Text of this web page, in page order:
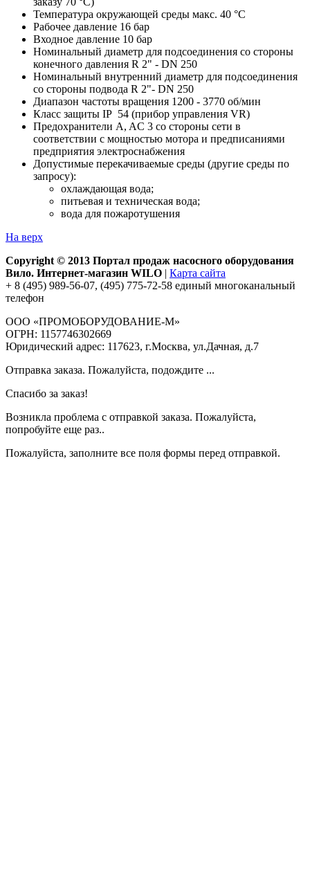
Температура окружающей среды макс. 40 °C
Рабочее давление 16 бар
Входное давление 10 бар
Номинальный диаметр для подсоединения со стороны
конечного давления R 2" - DN 250
Номинальный внутренний диаметр для подсоединения
со стороны подвода R 2"- DN 250
Диапазон частоты вращения 1200 - 3770 об/мин
Класс защиты IP 54 (прибор управления VR)
Предохранители A, AC 3 со стороны сети в
соответствии с мощностью мотора и предписаниями
предприятия электроснабжения
Допустимые перекачиваемые среды (другие среды по
запросу):
охлаждающая вода;
питьевая и техническая вода;
вода для пожаротушения
На верх
Copyright © 2013 Портал продаж насосного оборудования
Вило. Интернет-магазин WILO | Карта сайта
+ 8 (495) 989-56-07, (495) 775-72-58 единый многоканальный
телефон
ООО «ПРОМОБОРУДОВАНИЕ-М»
ОГРН: 1157746302669
Юридический адрес: 117623, г.Москва, ул.Дачная, д.7
Отправка заказа. Пожалуйста, подождите ...
Спасибо за заказ!
Возникла проблема с отправкой заказа. Пожалуйста,
попробуйте еще раз..
Пожалуйста, заполните все поля формы перед отправкой.